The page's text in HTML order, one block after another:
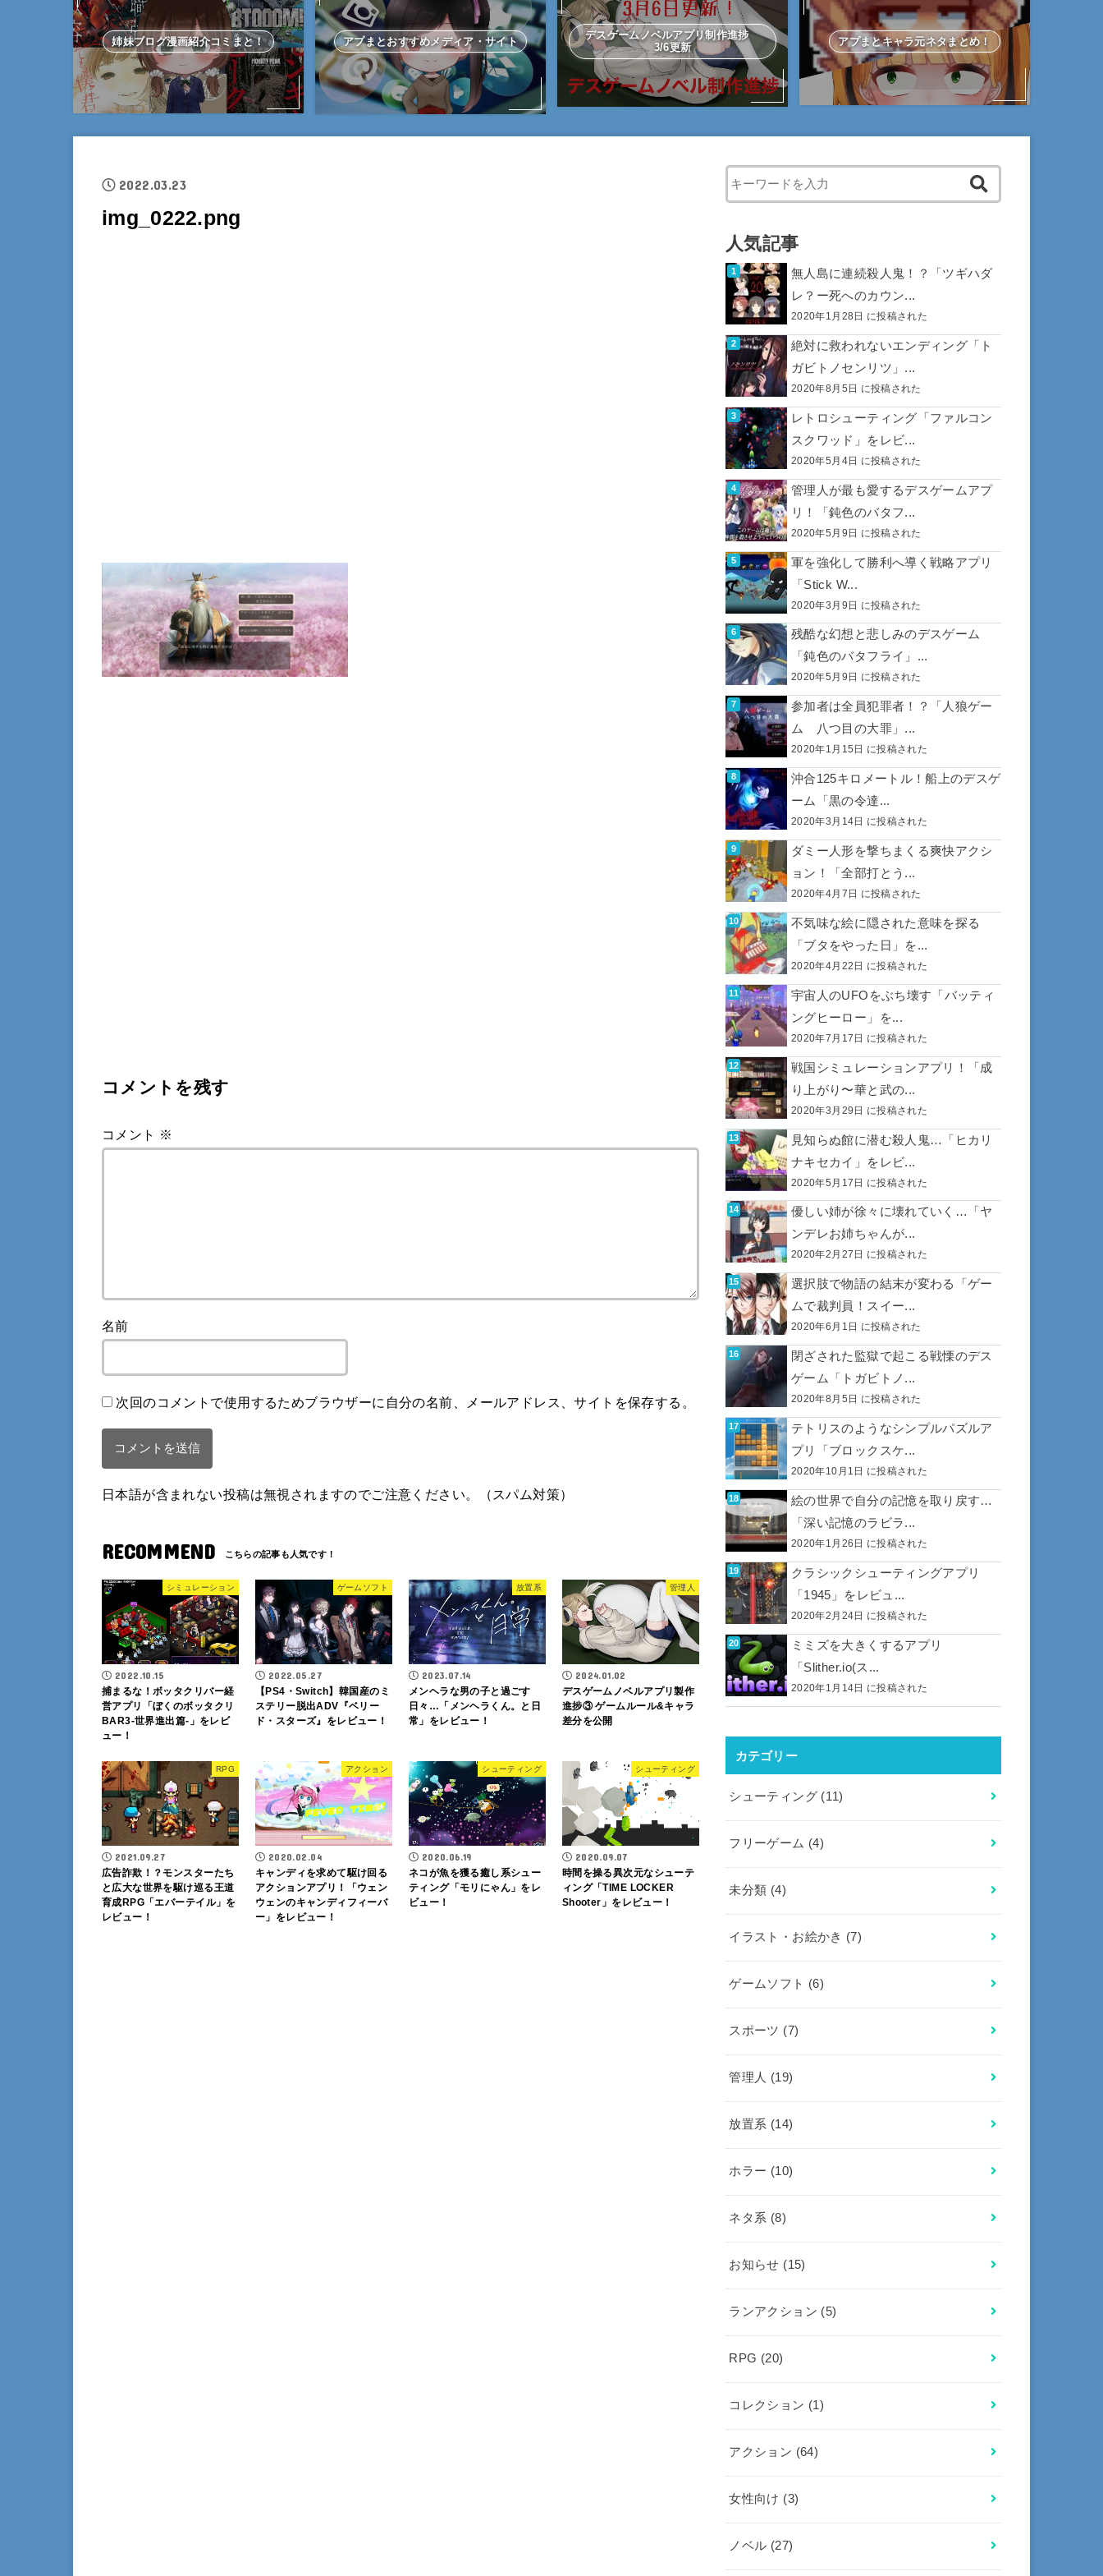
姉妹ブログ漫画紹介コミまと！ アプまとおすすめメディア・サイト
デスゲームノベルアプリ制作進捗
3/6更新
アプまとキャラ元ネタまとめ！
2022.03.23
img_0222.png
コメントを残す
コメント ※
名前
次回のコメントで使用するためブラウザーに自分の名前、メールアドレス、サイトを保存する。
日本語が含まれない投稿は無視されますのでご注意ください。（スパム対策）
RECOMMEND
シミュレーション
2022.10.15
捕まるな！ボッタクリバー経
営アプリ「ぼくのボッタクリ
BAR3-世界進出篇-」をレビ
ュー！
ゲームソフト
2022.05.27
【PS4・Switch】韓国産のミ
ステリー脱出ADV『ベリー
ド・スターズ』をレビュー！
放置系
2023.07.14
メンヘラな男の子と過ごす
日々…「メンヘラくん。と日
常」をレビュー！
管理人
2024.01.02
デスゲームノベルアプリ製作
進捗③ ゲームルール&キャラ
差分を公開
RPG
2021.09.27
広告詐欺！？モンスターたち
と広大な世界を駆け巡る王道
育成RPG「エバーテイル」を
レビュー！
アクション
2020.02.04
キャンディを求めて駆け回る
アクションアプリ！「ウェン
ウェンのキャンディフィーバ
ー」をレビュー！
シューティング
2020.06.19
ネコが魚を獲る癒し系シュー
ティング「モリにゃん」をレ
ビュー！
シューティング
2020.09.07
時間を操る異次元なシューテ
ィング「TIME LOCKER
Shooter」をレビュー！
When autocomplete results are available use up and down
人気記事
無人島に連続殺人鬼！？「ツギハダ
レ？ー死へのカウン...
2020年1月28日 に投稿された
絶対に救われないエンディング「ト
ガビトノセンリツ」...
2020年8月5日 に投稿された
レトロシューティング「ファルコン
スクワッド」をレビ...
2020年5月4日 に投稿された
管理人が最も愛するデスゲームアプ
リ！「鈍色のバタフ...
2020年5月9日 に投稿された
軍を強化して勝利へ導く戦略アプリ
「Stick W...
2020年3月9日 に投稿された
残酷な幻想と悲しみのデスゲーム
「鈍色のバタフライ」...
2020年5月9日 に投稿された
参加者は全員犯罪者！？「人狼ゲー
ム 八つ目の大罪」...
2020年1月15日 に投稿された
沖合125キロメートル！船上のデスゲ
ーム「黒の令達...
2020年3月14日 に投稿された
ダミー人形を撃ちまくる爽快アクシ
ョン！「全部打とう...
2020年4月7日 に投稿された
不気味な絵に隠された意味を探る
「ブタをやった日」を...
2020年4月22日 に投稿された
宇宙人のUFOをぶち壊す「バッティ
ングヒーロー」を...
2020年7月17日 に投稿された
戦国シミュレーションアプリ！「成
り上がり〜華と武の...
2020年3月29日 に投稿された
見知らぬ館に潜む殺人鬼…「ヒカリ
ナキセカイ」をレビ...
2020年5月17日 に投稿された
優しい姉が徐々に壊れていく…「ヤ
ンデレお姉ちゃんが...
2020年2月27日 に投稿された
選択肢で物語の結末が変わる「ゲー
ムで裁判員！スイー...
2020年6月1日 に投稿された
閉ざされた監獄で起こる戦慄のデス
ゲーム「トガビトノ...
2020年8月5日 に投稿された
テトリスのようなシンプルパズルア
プリ「ブロックスケ...
2020年10月1日 に投稿された
絵の世界で自分の記憶を取り戻す…
「深い記憶のラビラ...
2020年1月26日 に投稿された
クラシックシューティングアプリ
「1945」をレビュ...
2020年2月24日 に投稿された
ミミズを大きくするアプリ
「Slither.io(ス...
2020年1月14日 に投稿された
カテゴリー
シューティング (11)
フリーゲーム (4)
未分類 (4)
イラスト・お絵かき (7)
ゲームソフト (6)
スポーツ (7)
管理人 (19)
放置系 (14)
ホラー (10)
ネタ系 (8)
お知らせ (15)
ランアクション (5)
RPG (20)
コレクション (1)
アクション (64)
女性向け (3)
ノベル (27)